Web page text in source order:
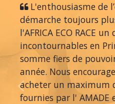
L'enthousiasme de
démarche toujours
l'AFRICA ECO RACE
incontournables en
somme fiers de
année. Nous
acheter un maximum
fournies par l' AMADE
Previous